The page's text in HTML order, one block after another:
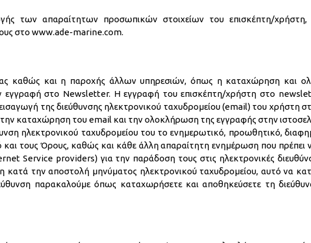
των απαραίτητων προσωπικών στοιχείων του επισκέπτη/χρήστη,
στο www.ade-marine.com.
καθώς και η παροχής άλλων υπηρεσιών, όπως η καταχώρηση και
εγγραφή στο Newsletter. Η εγγραφή του επισκέπτη/χρήστη στο
της διεύθυνσης ηλεκτρονικού ταχυδρομείου (email) του χρήστη
καταχώρηση του email και την ολοκλήρωση της εγγραφής στην
ηλεκτρονικού ταχυδρομείου του το ενημερωτικό, προωθητικό,
και τους Όρους, καθώς και κάθε άλλη απαραίτητη ενημέρωση που πρέπει
Service providers) για την παράδοση τους στις ηλεκτρονικές
την αποστολή μηνύματος ηλεκτρονικού ταχυδρομείου, αυτό να
παρακαλούμε όπως καταχωρήσετε και αποθηκεύσετε τη